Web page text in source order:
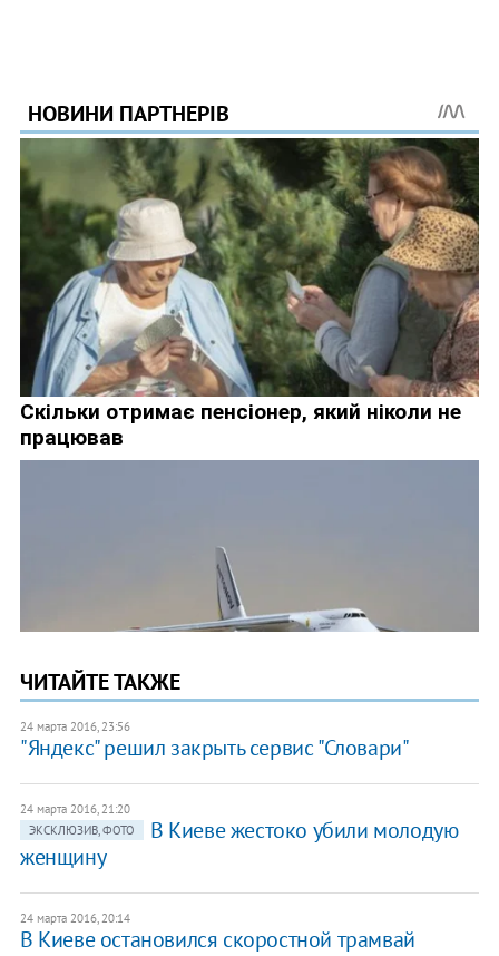
ЧИТАЙТЕ ТАКЖЕ
24 марта 2016, 23:56
"Яндекс" решил закрыть сервис "Словари"
24 марта 2016, 21:20
ЭКСКЛЮЗИВ, ФОТО
В Киеве жестоко убили молодую
женщину
24 марта 2016, 20:14
В Киеве остановился скоростной трамвай